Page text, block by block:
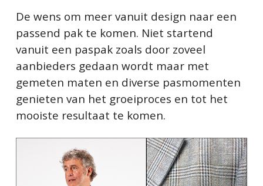
De wens om meer vanuit design naar een
passend pak te komen. Niet startend
vanuit een paspak zoals door zoveel
aanbieders gedaan wordt maar met
gemeten maten en diverse pasmomenten
genieten van het groeiproces en tot het
mooiste resultaat te komen.